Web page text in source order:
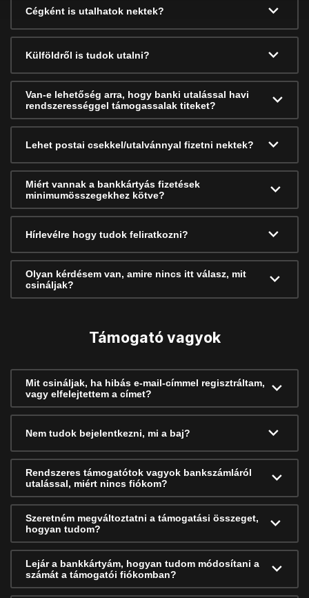
Cégként is utalhatok nektek?
Külföldről is tudok utalni?
Van-e lehetőség arra, hogy banki utalással havi
rendszerességgel támogassalak titeket?
Lehet postai csekkel/utalvánnyal fizetni nektek?
Miért vannak a bankkártyás fizetések
minimumösszegekhez kötve?
Hírlevélre hogy tudok feliratkozni?
Olyan kérdésem van, amire nincs itt válasz, mit
csináljak?
Támogató vagyok
Mit csináljak, ha hibás e-mail-címmel regisztráltam,
vagy elfelejtettem a címet?
Nem tudok bejelentkezni, mi a baj?
Rendszeres támogatótok vagyok bankszámláról
utalással, miért nincs fiókom?
Szeretném megváltoztatni a támogatási összeget,
hogyan tudom?
Lejár a bankkártyám, hogyan tudom módosítani a
számát a támogatói fiókomban?